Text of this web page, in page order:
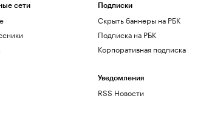
сети Подписки
Скрыть баннеры на РБК
Подписка на РБК
Корпоративная подписка
Уведомления
RSS Новости